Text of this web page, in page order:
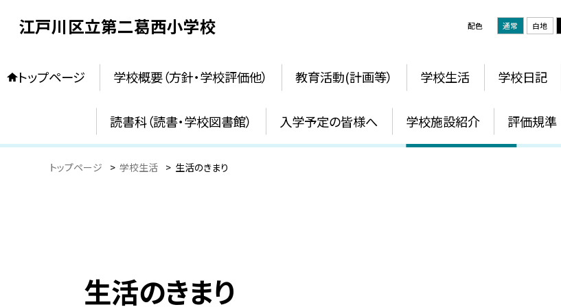
江戸川区立第二葛西小学校 配色 通常 白地
トップページ 学校概要（方針・学校評価他） 教育活動(計画等） 学校生活 学校日記
読書科（読書・学校図書館） 入学予定の皆様へ 学校施設紹介 評価規準
生活のきまり
トップページ > 学校生活 > 生活のきまり
生活のきまり